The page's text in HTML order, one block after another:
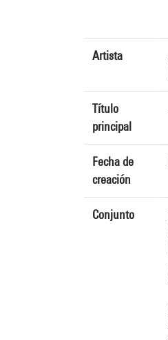
Artista
Título
principal
Fecha de
creación
Conjunto